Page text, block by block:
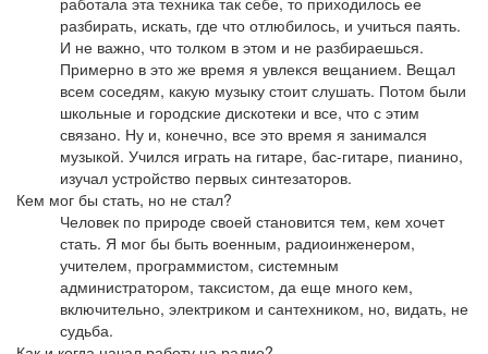
разбирать, искать, где что отлюбилось, и учиться паять.
И не важно, что толком в этом и не разбираешься.
Примерно в это же время я увлекся вещанием. Вещал
всем соседям, какую музыку стоит слушать. Потом были
школьные и городские дискотеки и все, что с этим
связано. Ну и, конечно, все это время я занимался
музыкой. Учился играть на гитаре, бас-гитаре, пианино,
изучал устройство первых синтезаторов.
Кем мог бы стать, но не стал?
Человек по природе своей становится тем, кем хочет
стать. Я мог бы быть военным, радиоинженером,
учителем, программистом, системным
администратором, таксистом, да еще много кем,
включительно, электриком и сантехником, но, видать, не
судьба.